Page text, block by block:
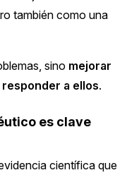
también como una
sino mejorar
a ellos.
es clave
científica que